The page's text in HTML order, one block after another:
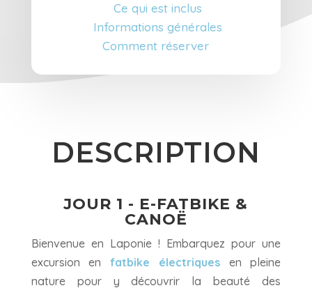
Ce qui est inclus
Informations générales
Comment réserver
DESCRIPTION
JOUR 1 - E-FATBIKE &
CANOË
Bienvenue en Laponie ! Embarquez pour une
excursion enfatbike électriquesen pleine
nature pour y découvrir la beauté des